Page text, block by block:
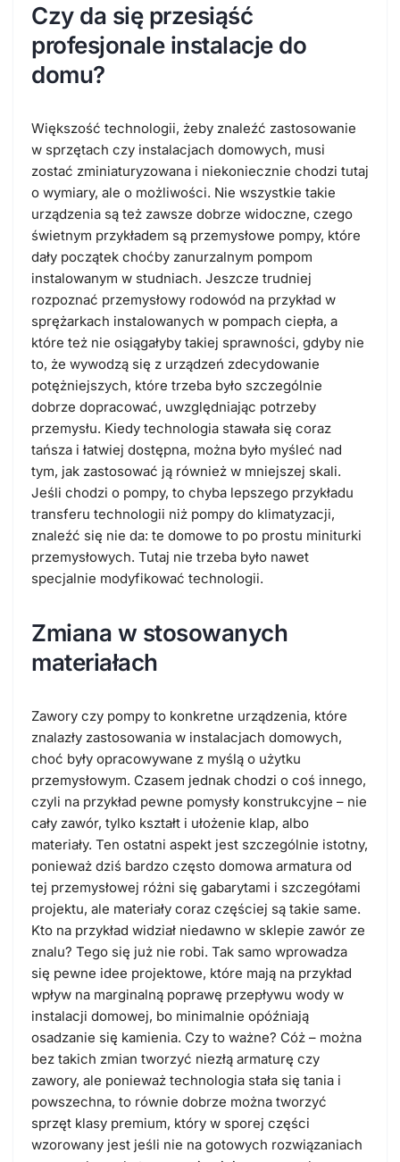
Czy da się przesiąść
profesjonale instalacje do
domu?
Większość technologii, żeby znaleźć zastosowanie
w sprzętach czy instalacjach domowych, musi
zostać zminiaturyzowana i niekoniecznie chodzi tutaj
o wymiary, ale o możliwości. Nie wszystkie takie
urządzenia są też zawsze dobrze widoczne, czego
świetnym przykładem są przemysłowe pompy, które
dały początek choćby zanurzalnym pompom
instalowanym w studniach. Jeszcze trudniej
rozpoznać przemysłowy rodowód na przykład w
sprężarkach instalowanych w pompach ciepła, a
które też nie osiągałyby takiej sprawności, gdyby nie
to, że wywodzą się z urządzeń zdecydowanie
potężniejszych, które trzeba było szczególnie
dobrze dopracować, uwzględniając potrzeby
przemysłu. Kiedy technologia stawała się coraz
tańsza i łatwiej dostępna, można było myśleć nad
tym, jak zastosować ją również w mniejszej skali.
Jeśli chodzi o pompy, to chyba lepszego przykładu
transferu technologii niż pompy do klimatyzacji,
znaleźć się nie da: te domowe to po prostu miniturki
przemysłowych. Tutaj nie trzeba było nawet
specjalnie modyfikować technologii.
Zmiana w stosowanych
materiałach
Zawory czy pompy to konkretne urządzenia, które
znalazły zastosowania w instalacjach domowych,
choć były opracowywane z myślą o użytku
przemysłowym. Czasem jednak chodzi o coś innego,
czyli na przykład pewne pomysły konstrukcyjne – nie
cały zawór, tylko kształt i ułożenie klap, albo
materiały. Ten ostatni aspekt jest szczególnie istotny,
ponieważ dziś bardzo często domowa armatura od
tej przemysłowej różni się gabarytami i szczegółami
projektu, ale materiały coraz częściej są takie same.
Kto na przykład widział niedawno w sklepie zawór ze
znalu? Tego się już nie robi. Tak samo wprowadza
się pewne idee projektowe, które mają na przykład
wpływ na marginalną poprawę przepływu wody w
instalacji domowej, bo minimalnie opóźniają
osadzanie się kamienia. Czy to ważne? Cóż – można
bez takich zmian tworzyć niezłą armaturę czy
zawory, ale ponieważ technologia stała się tania i
powszechna, to równie dobrze można tworzyć
sprzęt klasy premium, który w sporej części
wzorowany jest jeśli nie na gotowych rozwiązaniach